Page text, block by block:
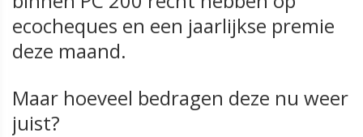
ecocheques en een jaarlijkse premie
deze maand.
Maar hoeveel bedragen deze nu weer
juist?